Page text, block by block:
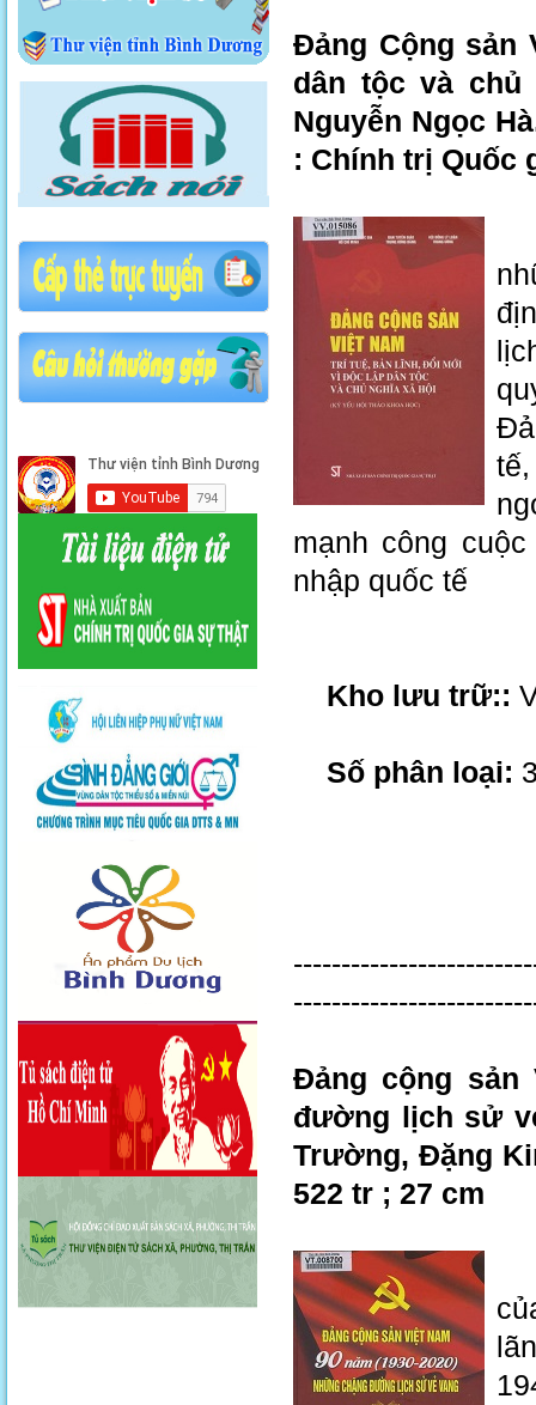
Đảng Cộng sản
dân tộc và
Nguyễn Ngọc
: Chính trị Quốc
mạnh công
nhập quốc tế
Kho lưu trữ::
Số phân loại:
Đảng cộng sản
đường lịch sử
Trường, Đặng
522 tr ; 27 cm